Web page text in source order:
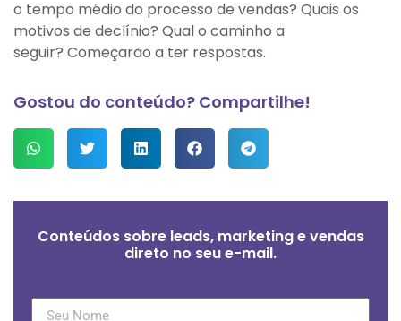
o tempo médio do processo de vendas? Quais os
motivos de declínio? Qual o caminho a
seguir? Começarão a ter respostas.
Gostou do conteúdo? Compartilhe!
Conteúdos sobre leads, marketing e vendas
direto no seu e-mail.